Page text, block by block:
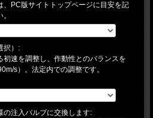
PC版サイトトップページに目安を記
択）:
速を調整し、作動性とのバランスを
s）。法定内での調整です。
の注入バルブに交換します: